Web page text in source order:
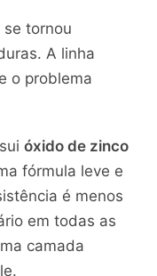
se tornou
A linha
o problema
óxido de zinco
fórmula leve e
é menos
em todas as
camada